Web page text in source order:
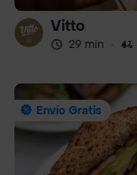
Vitto
29 min ·
Envío Gratis